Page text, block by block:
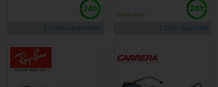
3 Colores disponibles
Graduable
1 Color disponible